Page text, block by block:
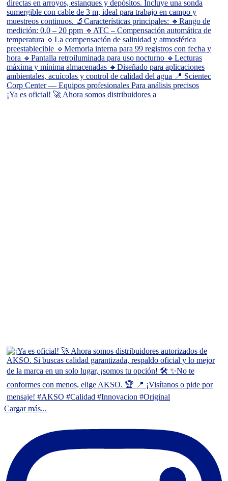
¡Ya es oficial! 🚀 Ahora somos distribuidores a
Cargar más...